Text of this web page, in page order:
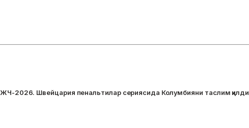
ЖЧ-2026. Швейцария пенальтилар сериясида Колумбияни таслим қилди